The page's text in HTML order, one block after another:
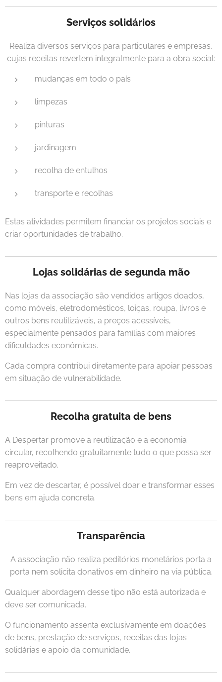
Serviços solidários
Realiza diversos serviços para particulares e empresas,
cujas receitas revertem integralmente para a obra social:
mudanças em todo o país
limpezas
pinturas
jardinagem
recolha de entulhos
transporte e recolhas
Estas atividades permitem financiar os projetos sociais e
criar oportunidades de trabalho.
Lojas solidárias de segunda mão
Nas lojas da associação são vendidos artigos doados,
como móveis, eletrodomésticos, loiças, roupa, livros e
outros bens reutilizáveis, a preços acessíveis,
especialmente pensados para famílias com maiores
dificuldades económicas.
Cada compra contribui diretamente para apoiar pessoas
em situação de vulnerabilidade.
Recolha gratuita de bens
A Despertar promove a reutilização e a economia
circular, recolhendo gratuitamente tudo o que possa ser
reaproveitado.
Em vez de descartar, é possível doar e transformar esses
bens em ajuda concreta.
Transparência
A associação não realiza peditórios monetários porta a
porta nem solicita donativos em dinheiro na via pública.
Qualquer abordagem desse tipo não está autorizada e
deve ser comunicada.
O funcionamento assenta exclusivamente em doações
de bens, prestação de serviços, receitas das lojas
solidárias e apoio da comunidade.